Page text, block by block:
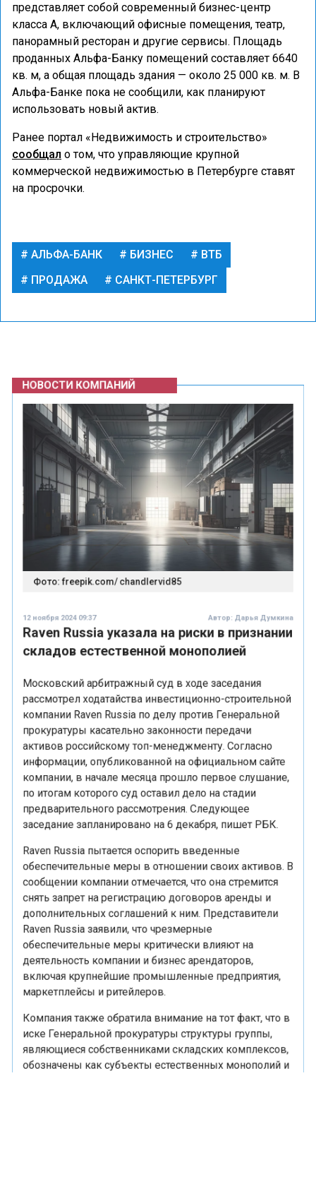
представляет собой современный бизнес-центр
класса А, включающий офисные помещения, театр,
панорамный ресторан и другие сервисы. Площадь
проданных Альфа-Банку помещений составляет 6640
кв. м, а общая площадь здания — около 25 000 кв. м. В
Альфа-Банке пока не сообщили, как планируют
использовать новый актив.
Ранее портал «Недвижимость и строительство»
сообщал о том, что управляющие крупной
коммерческой недвижимостью в Петербурге ставят
на просрочки.
АЛЬФА-БАНК БИЗНЕС
ВТБ
ПРОДАЖА
САНКТ-ПЕТЕРБУРГ
НОВОСТИ КОМПАНИЙ
Фото: freepik.com/ chandlervid85
12 ноября 2024 09:37 Автор:Дарья Думкина
Raven Russia указала на риски в признании
Московский арбитражный суд в ходе заседания
рассмотрел ходатайства инвестиционно-строительной
компании Raven Russia по делу против Генеральной
прокуратуры касательно законности передачи
активов российскому топ-менеджменту. Согласно
информации, опубликованной на официальном сайте
компании, в начале месяца прошло первое слушание,
по итогам которого суд оставил дело на стадии
предварительного рассмотрения. Следующее
заседание запланировано на 6 декабря, пишет РБК.
Raven Russia пытается оспорить введенные
сообщении компании отмечается, что она стремится
снять запрет на регистрацию договоров аренды и
дополнительных соглашений к ним. Представители
Raven Russia заявили, что чрезмерные
обеспечительные меры критически влияют на
деятельность компании и бизнес арендаторов,
включая крупнейшие промышленные предприятия,
маркетплейсы и ритейлеров.
иске Генеральной прокуратуры структуры группы,
являющиеся собственниками складских комплексов,
обозначены как субъекты естественных монополий и
стратегические общества. Raven Russia считает, что в